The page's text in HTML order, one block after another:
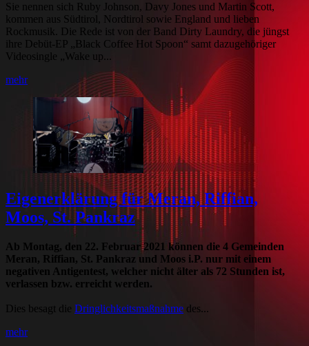
Sie nennen sich Ruby Johnson, Davy Jones und Martin Scott,
kommen aus Südtirol, Nordtirol sowie England und lieben
Rockmusik. Die Rede ist von der Band Dirty Laundry, die jüngst
ihre Debüt-EP „Black Coffee Hot Spoon“ samt dazugehöriger
Videosingle „Wake up...
mehr
Eigenerklärung für Meran, Riffian,
Moos, St. Pankraz
Ab Montag, den 22. Februar 2021 können die 4 Gemeinden
Meran, Riffian, St. Pankraz und Moos i.P. nur mit einem
negativen Antigentest, welcher nicht älter als 72 Stunden ist,
verlassen bzw. erreicht werden.
Dies besagt die Dringlichkeitsmaßnahme des...
mehr